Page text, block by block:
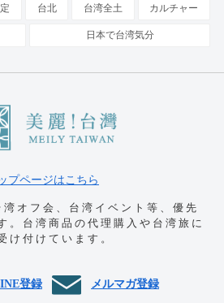
台北 台湾全土 カルチャー
日本で台湾気分
プページはこちら
オフ会、台湾イベント等、優先
。 台湾商品の代理購入や台湾旅に
け付けています。
登録 メルマガ登録